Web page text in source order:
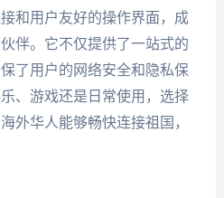
和用户友好的操作界面，成
伴。它不仅提供了一站式的
了用户的网络安全和隐私保
、游戏还是日常使用，选择
外华人能够畅快连接祖国，